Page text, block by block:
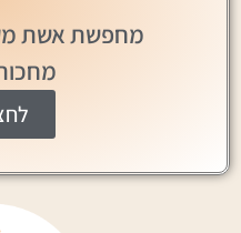
מחפשת אשת